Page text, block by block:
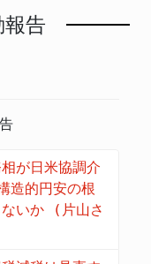
告
が日米協調介
造的円安の根
ないか (片山さ